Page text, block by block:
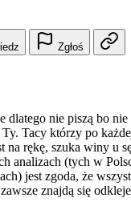
Zgłoś
dlatego nie piszą bo
Ty. Tacy którzy po
rękę, szuka winy u
analizach (tych w
jest zgoda, że
znajdą się